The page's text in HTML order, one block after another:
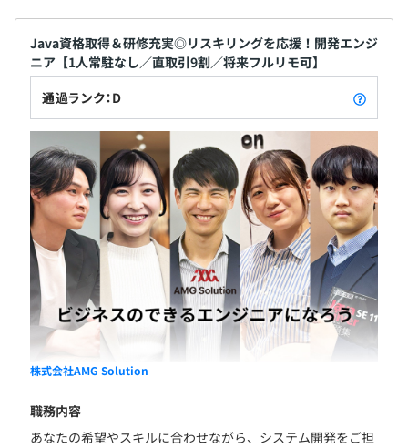
Java資格取得＆研修充実◎リスキリングを応援！開発エンジ
ニア【1人常駐なし／直取引9割／将来フルリモ可】
通過ランク：D
株式会社AMG Solution
職務内容
あなたの希望やスキルに合わせながら、システム開発をご担